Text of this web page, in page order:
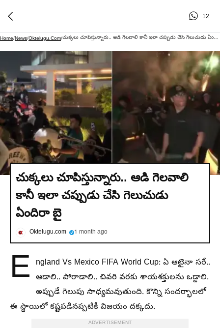
12
Home/News/Oktelugu.com/
చుక్కలు చూపిస్తున్నారు.. ఆడి గెలవాలి
కానీ ఇలా చప్పుడు చేసి గెలుచుడు
ఏందిరా బై
Oktelugu.com 1 month ago
E
ngland Vs Mexico FIFA World Cup: ఏ ఆటైనా సరే..
ఆడాలి.. పోరాడాలి.. చివరి వరకు శాయశక్తులను ఒడ్డాలి.
అప్పుడే గెలుపు సాధ్యమవుతుంది. కొన్ని సందర్భాలలో
ఈ స్థాయిలో కష్టపడినప్పటికీ విజయం దక్కదు.
ADVERTISEMENT